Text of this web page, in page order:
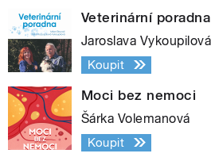
Veterinární poradna
Jaroslava
Koupit
Moci bez nemoci
Šárka Volemanová
Koupit